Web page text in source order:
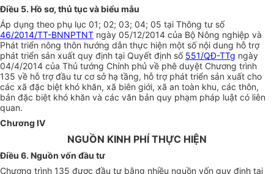
Điều 5. Hồ sơ, thủ tục và biểu mẫu
Áp dụng theo phụ lục 01; 02; 03; 04; 05 tại Thông tư số
46/2014/TT-BNNPTNT ngày 05/12/2014 của Bộ Nông nghiệp và
Phát triển nông thôn hướng dẫn thực hiện một số nội dung hỗ trợ
phát triển sản xuất quy định tại Quyết định số 551/QĐ-TTg ngày
04/4/2014 của Thủ tướng Chính phủ về phê duyệt Chương trình
135 về hỗ trợ đầu tư cơ sở hạ tầng, hỗ trợ phát triển sản xuất cho
các xã đặc biệt khó khăn, xã biên giới, xã an toàn khu, các thôn,
bản đặc biệt khó khăn và các văn bản quy phạm pháp luật có liên
quan.
Chương IV
NGUỒN KINH PHÍ THỰC HIỆN
Điều 6. Nguồn vốn đầu tư
Chương trình 135 được đầu tư bằng nhiều nguồn vốn quy định tại